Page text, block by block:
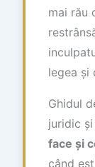
mai rău
legea și
Ghidul
juridic
face și
când